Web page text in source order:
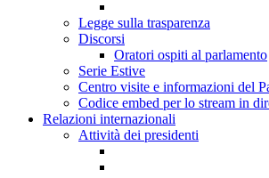
Legge sulla trasparenza
Discorsi
Oratori ospiti al parlamento
Serie Estive
Centro visite e informazioni del
Codice embed per lo stream in
Relazioni internazionali
Attività dei presidenti